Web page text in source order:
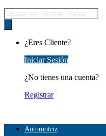
Búsqueda
de
productos
¿Eres Cliente?
Iniciar Sesión
¿No tienes una cuenta?
Registrar
Automotriz